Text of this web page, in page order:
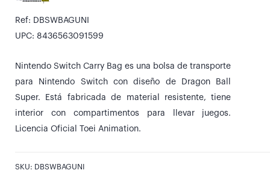
Ref: DBSWBAGUNI
UPC: 8436563091599
Nintendo Switch Carry Bag es una bolsa de transporte
para Nintendo Switch con diseño de Dragon Ball
Super. Está fabricada de material resistente, tiene
interior con compartimentos para llevar juegos.
Licencia Oficial Toei Animation.
SKU: DBSWBAGUNI